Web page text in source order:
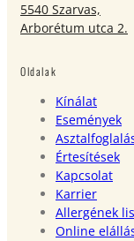
5540 Szarvas,
Arborétum utca 2.
Oldalak
Kínálat
Események
Értesítések
Kapcsolat
Karrier
Allergének
Online